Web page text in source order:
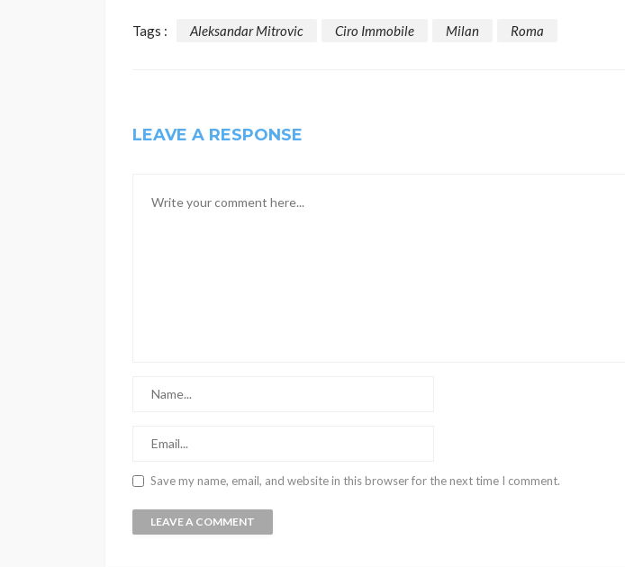
Tags : Aleksandar Mitrovic Ciro Immobile Milan Roma
LEAVE A RESPONSE
Save my name, email, and website in this browser for the next time I comment.